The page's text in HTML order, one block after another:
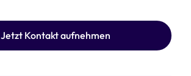
Jetzt Kontakt aufnehmen